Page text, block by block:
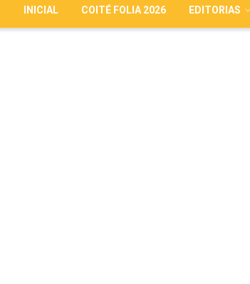
INICIAL COITÉ FOLIA 2026 EDITORIAS